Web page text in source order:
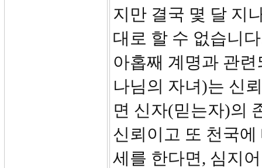
지만 결국 몇 달 지
대로 할 수 없습니
아홉째 계명과 관
나님의 자녀)는 신
면 신자(믿는자)의
신뢰이고 또 천국
세를 한다면, 심지